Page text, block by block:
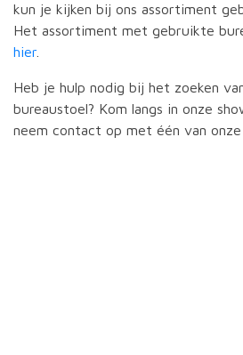
kun je kijken bij ons assortiment
Het assortiment met gebruikte
hier
Heb je hulp nodig bij het zoeken
bureaustoel? Kom langs in onze
neem contact op met één van onze